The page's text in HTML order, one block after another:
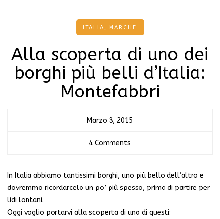
ITALIA , MARCHE
Alla scoperta di uno dei
borghi più belli d’Italia:
Montefabbri
Marzo 8, 2015
4 Comments
In Italia abbiamo tantissimi borghi, uno più bello dell’altro e
dovremmo ricordarcelo un po’ più spesso, prima di partire per
lidi lontani.
Oggi voglio portarvi alla scoperta di uno di questi: